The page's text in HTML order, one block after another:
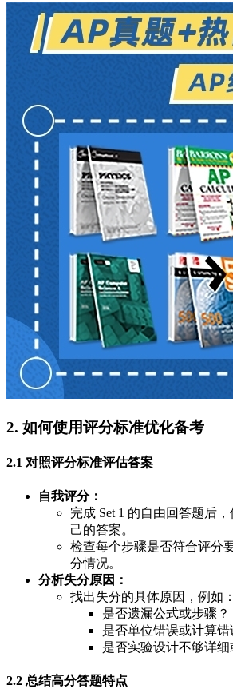
2. 如何使用评分标准优化备考
2.1 对照评分标准评估答案
自我评分：
完成 Set 1 的自由回答题后
己的答案。
检查每个步骤是否符合评分
分情况。
分析失分原因：
找出失分的具体原因，例如：
是否遗漏公式或步骤？
是否单位错误或计算错
是否实验设计不够详
2.2 总结高分答题特点